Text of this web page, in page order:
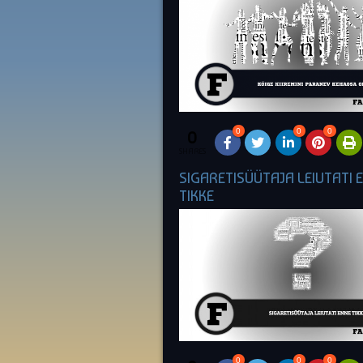
0 0 0 0
SIGARETISÜÜTAJA LEIUTATI
TIKKE
0 0 0